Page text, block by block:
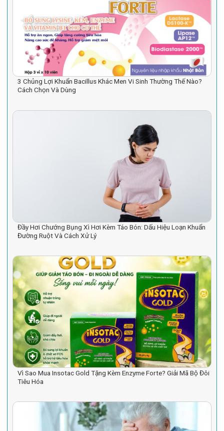
3 Chủng Lợi Khuẩn Bacillus Khác Men Vi Sinh Thường Thế Nào?
Cách Chọn Và Dùng
Đầy Hơi Chướng Bụng Xì Hơi Kèm Táo Bón: Dấu Hiệu Loạn Khuẩn
Đường Ruột Và Cách Xử Lý
Vì Sao Mua Insotac Gold Tặng Kèm Enzyme Forte? Giải Mã Bộ Đôi
Tiêu Hóa